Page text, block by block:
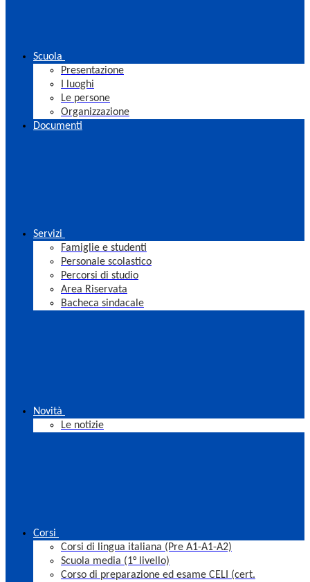
Scuola
Presentazione
I luoghi
Le persone
Organizzazione
Documenti
Servizi
Famiglie e studenti
Personale scolastico
Percorsi di studio
Area Riservata
Bacheca sindacale
Novità
Le notizie
Corsi
Corsi di lingua italiana (Pre A1-A1-A2)
Scuola media (1° livello)
Corso di preparazione ed esame CELI (cert.